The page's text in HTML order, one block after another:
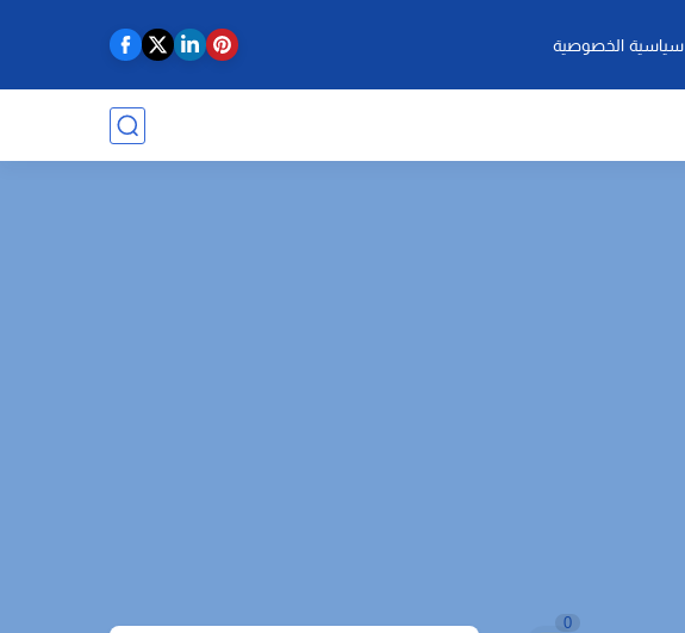
سياسية الخصوصية
0